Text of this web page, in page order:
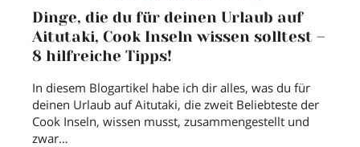
Dinge, die du für deinen Urlaub auf
Aitutaki, Cook Inseln wissen solltest –
8 hilfreiche Tipps!
In diesem Blogartikel habe ich dir alles, was du für
deinen Urlaub auf Aitutaki, die zweit Beliebteste der
Cook Inseln, wissen musst, zusammengestellt und
zwar…